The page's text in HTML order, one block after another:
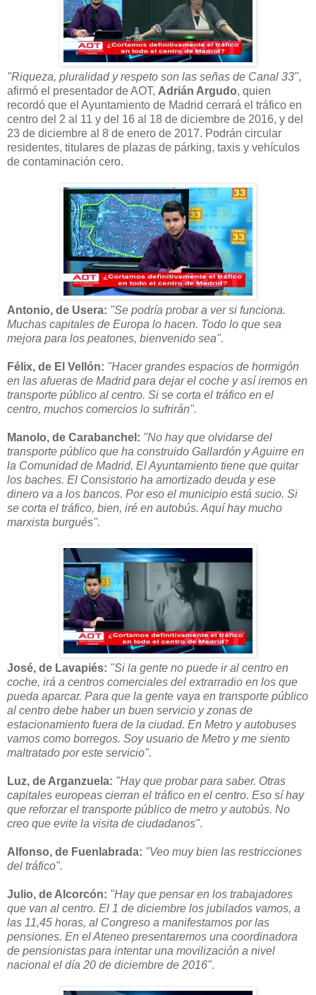
"Riqueza, pluralidad y respeto son las señas de Canal 33",
afirmó el presentador de AOT, Adrián Argudo, quien
recordó que el Ayuntamiento de Madrid cerrará el tráfico en
centro del 2 al 11 y del 16 al 18 de diciembre de 2016, y del
23 de diciembre al 8 de enero de 2017. Podrán circular
residentes, titulares de plazas de párking, taxis y vehículos
de contaminación cero.
Antonio, de Usera: "Se podría probar a ver si funciona.
Muchas capitales de Europa lo hacen. Todo lo que sea
mejora para los peatones, bienvenido sea".
Félix, de El Vellón: "Hacer grandes espacios de hormigón
en las afueras de Madrid para dejar el coche y así iremos en
transporte público al centro. Si se corta el tráfico en el
centro, muchos comercios lo sufrirán".
Manolo, de Carabanchel: "No hay que olvidarse del
transporte público que ha construido Gallardón y Aguirre en
la Comunidad de Madrid. El Ayuntamiento tiene que quitar
los baches. El Consistorio ha amortizado deuda y ese
dinero va a los bancos. Por eso el municipio está sucio. Si
se corta el tráfico, bien, iré en autobús. Aquí hay mucho
marxista burgués".
José, de Lavapiés: "Si la gente no puede ir al centro en
coche, irá a centros comerciales del extrarradio en los que
pueda aparcar. Para que la gente vaya en transporte público
al centro debe haber un buen servicio y zonas de
estacionamiento fuera de la ciudad. En Metro y autobuses
vamos como borregos. Soy usuario de Metro y me siento
maltratado por este servicio".
Luz, de Arganzuela: "Hay que probar para saber. Otras
capitales europeas cierran el tráfico en el centro. Eso sí hay
que reforzar el transporte público de metro y autobús. No
creo que evite la visita de ciudadanos".
Alfonso, de Fuenlabrada: "Veo muy bien las restricciones
del tráfico".
Julio, de Alcorcón: "Hay que pensar en los trabajadores
que van al centro. El 1 de diciembre los jubilados vamos, a
las 11,45 horas, al Congreso a manifestarnos por las
pensiones. En el Ateneo presentaremos una coordinadora
de pensionistas para intentar una movilización a nivel
nacional el día 20 de diciembre de 2016".